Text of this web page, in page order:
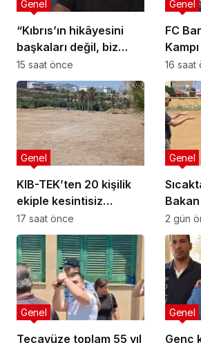
“Kıbrıs’ın hikâyesini
başkaları değil, biz
anlatmalıyız”
Genel
15 saat önce
FC
Genel
16 saat
KIB-TEK’ten 20 kişilik
ekiple kesintisiz
temizlik
Genel
17 saat önce
Genel
2 gün
Tecavüze toplam 55 yıl
Genel
Genç
Genel